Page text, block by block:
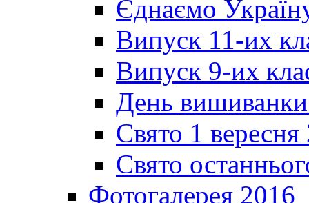
Єднаємо
Випуск 11-их
Випуск 9-их
День
Свято 1 вересня
Свято
Фотогалерея 2016